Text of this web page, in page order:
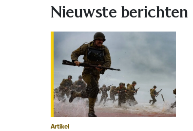
Nieuwste berichten
Artikel